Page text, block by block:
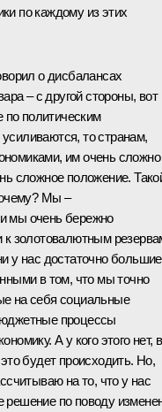
по каждому из этих
о дисбалансах
– с другой стороны, вот
по политическим
то странам,
им очень сложно
сложное положение.
Мы –
мы очень бережно
к золотовалютным
у нас достаточно
в том, что мы точно
на себя социальные
процессы
А у кого этого нет,
будет происходить. Но,
на то, что у нас
по поводу